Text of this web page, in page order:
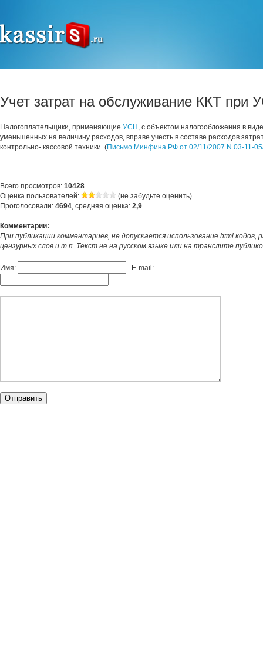
Учет затрат на обслуживание ККТ при
Налогоплательщики, применяющие УСН , с объектом налогообложения в
уменьшенных на величину расходов, вправе учесть в составе расходов
контрольно- кассовой техники. (Письмо Минфина РФ от 02/11/2007 N 03-11-
Всего просмотров: 10428
Оценка пользователей:
(не забудьте оценить)
Проголосовали: 4694, средняя оценка: 2,9
Комментарии:
При публикации комментариев, не допускается использование html кодов,
цензурных слов и т.п. Текст не на русском языке или на транслите
Имя: E-mail: